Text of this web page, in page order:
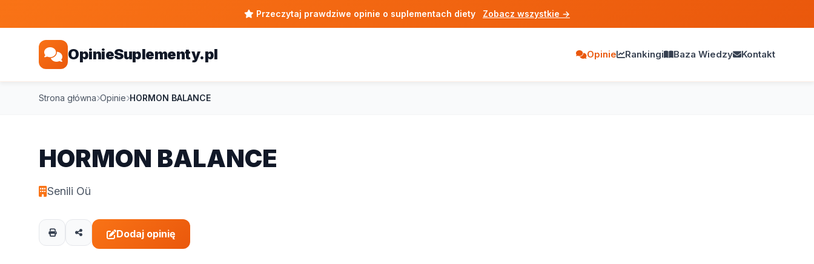
Przeczytaj prawdziwe opinie o suplementach diety Zobacz wszystkie →
OpinieSuplementy.pl Opinie Rankingi Baza Wiedzy Kontakt
Strona główna Opinie HORMON BALANCE
HORMON BALANCE
Senili Oü
Dodaj opinię